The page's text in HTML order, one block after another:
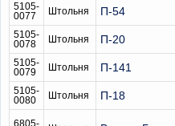
5105-
0077
Штольня П-54
5105-
0078
Штольня П-20
5105-
0079
Штольня П-141
5105-
0080
Штольня П-18
6805-